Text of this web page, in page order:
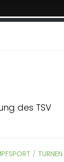
des TSV
/ TURNEN